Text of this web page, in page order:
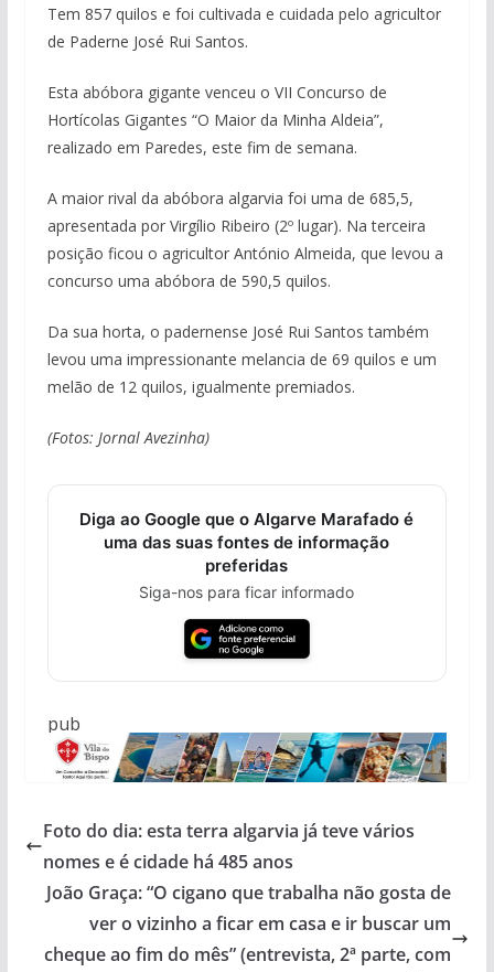
Tem 857 quilos e foi cultivada e cuidada pelo agricultor
de Paderne José Rui Santos.
Esta abóbora gigante venceu o VII Concurso de
Hortícolas Gigantes “O Maior da Minha Aldeia”,
realizado em Paredes, este fim de semana.
A maior rival da abóbora algarvia foi uma de 685,5,
apresentada por Virgílio Ribeiro (2º lugar). Na terceira
posição ficou o agricultor António Almeida, que levou a
concurso uma abóbora de 590,5 quilos.
Da sua horta, o padernense José Rui Santos também
levou uma impressionante melancia de 69 quilos e um
melão de 12 quilos, igualmente premiados.
(Fotos: Jornal Avezinha)
Diga ao Google que o Algarve Marafado é
uma das suas fontes de informação
preferidas
Siga-nos para ficar informado
pub
Foto do dia: esta terra algarvia já teve vários
nomes e é cidade há 485 anos
João Graça: “O cigano que trabalha não gosta de
ver o vizinho a ficar em casa e ir buscar um
cheque ao fim do mês” (entrevista, 2ª parte, com